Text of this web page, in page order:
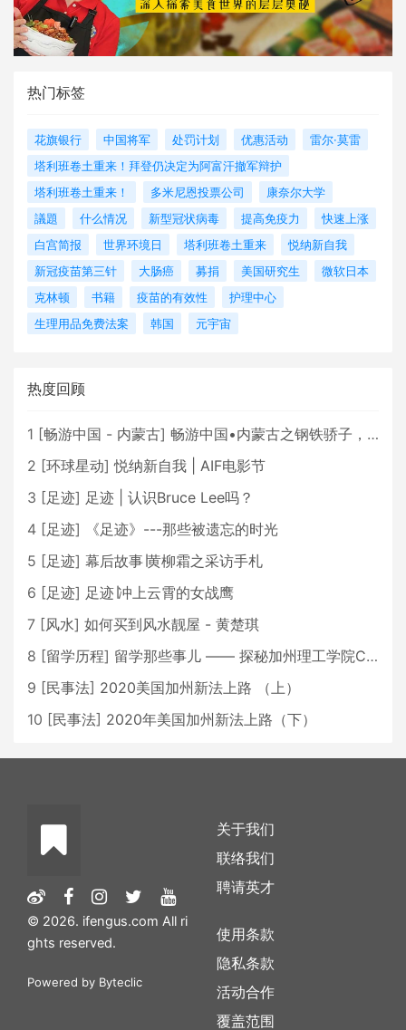
热门标签
花旗银行 中国将军 处罚计划 优惠活动
雷尔·莫雷
塔利班卷土重来！拜登仍决定为阿富汗撤军辩护
塔利班卷土重来！
多米尼恩投票公司
康奈尔大学
議題
什么情况 新型冠状病毒 提高免疫力
快速上涨
白宫简报
世界环境日 塔利班卷土重来
悦纳新自我
新冠疫苗第三针
大肠癌 募捐 美国研究生
微软日本
克林顿
书籍 疫苗的有效性
护理中心
生理用品免费法案
韩国 元宇宙
热度回顾
1 [畅游中国 - 内蒙古] 畅游中国•内蒙古之钢铁骄子，魅力包头
2 [环球星动] 悦纳新自我 | AIF电影节
3 [足迹] 足迹 | 认识Bruce Lee吗？
4 [足迹]
《足迹》---那些被遗忘的时光
5 [足迹] 幕后故事∣黄柳霜之采访手札
6 [足迹] 足迹∣冲上云霄的女战鹰
7 [风水] 如何买到风水靓屋 - 黄楚琪
8 [留学历程] 留学那些事儿 —— 探秘加州理工学院Caltech博士生活 [上集]
9 [民事法] 2020美国加州新法上路 （上）
10 [民事法] 2020年美国加州新法上路（下）
© 2026. ifengus.com All ri
ghts reserved.
Powered by Byteclic
关于我们
联络我们
聘请英才
使用条款
隐私条款
活动合作
覆盖范围